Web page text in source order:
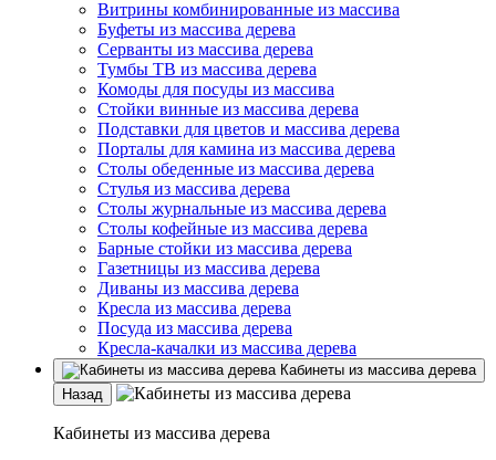
Витрины комбинированные из массива
Буфеты из массива дерева
Серванты из массива дерева
Тумбы ТВ из массива дерева
Комоды для посуды из массива
Стойки винные из массива дерева
Подставки для цветов и массива дерева
Порталы для камина из массива дерева
Столы обеденные из массива дерева
Стулья из массива дерева
Столы журнальные из массива дерева
Столы кофейные из массива дерева
Барные стойки из массива дерева
Газетницы из массива дерева
Диваны из массива дерева
Кресла из массива дерева
Посуда из массива дерева
Кресла-качалки из массива дерева
Кабинеты из массива дерева
Назад
Кабинеты из массива дерева